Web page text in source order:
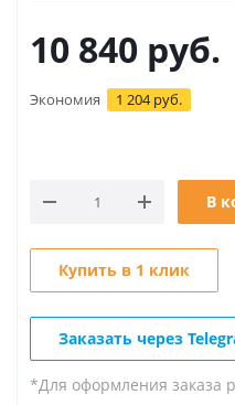
10 840 руб.
Экономия 1 204 руб.
В
Купить в 1 клик
Заказать через
*Для оформления заказа